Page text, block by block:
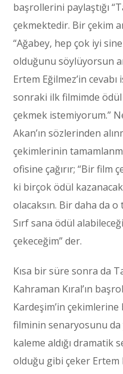
başrollerini paylaştığı
çekmektedir. Bir çekim
“Ağabey, hep çok iyi
olduğunu söylüyorsun
Ertem Eğilmez’in
sonraki ilk filmimde
çekmek istemiyorum.”
Akan’ın sözlerinden
çekimlerinin
ofisine çağırır; “Bir film
ki birçok ödül
olacaksın. Bir daha da
Sırf sana ödül
çekeceğim” der.
Kısa bir süre sonra da
Kahraman Kıral’ın
Kardeşim’in
filminin senaryosunu da
kaleme aldığı dramatik
olduğu gibi çeker Ertem